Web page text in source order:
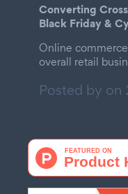
Converting
Black Friday &
Online
overall retail
Posted by on